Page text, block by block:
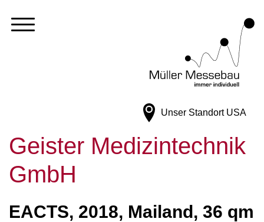
Unser Standort USA
Geister Medizintechnik
GmbH
EACTS, 2018, Mailand, 36 qm